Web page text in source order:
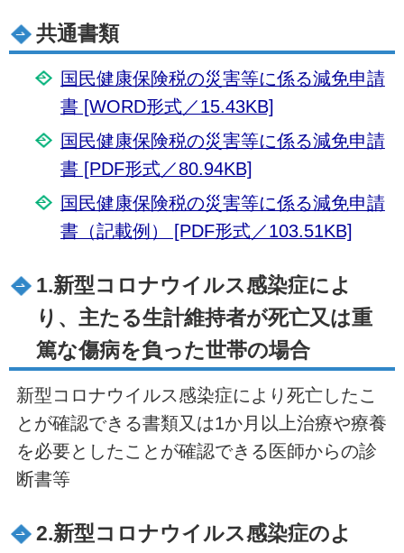
共通書類
国民健康保険税の災害等に係る減免申請
書 [WORD形式／15.43KB]
国民健康保険税の災害等に係る減免申請
書 [PDF形式／80.94KB]
国民健康保険税の災害等に係る減免申請
書（記載例） [PDF形式／103.51KB]
1.新型コロナウイルス感染症によ
り、主たる生計維持者が死亡又は重
篤な傷病を負った世帯の場合
新型コロナウイルス感染症により死亡したこ
とが確認できる書類又は1か月以上治療や療養
を必要としたことが確認できる医師からの診
断書等
2.新型コロナウイルス感染症のよ